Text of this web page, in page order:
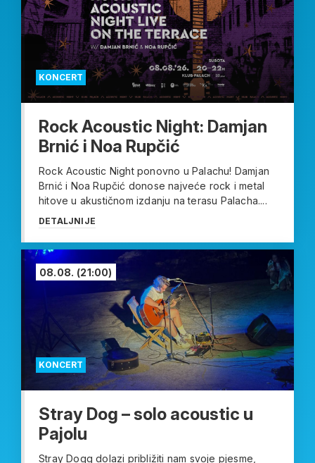
KONCERT
Rock Acoustic Night: Damjan
Brnić i Noa Rupčić
Rock Acoustic Night ponovno u Palachu! Damjan
Brnić i Noa Rupčić donose najveće rock i metal
hitove u akustičnom izdanju na terasu Palacha....
DETALJNIJE
KONCERT
08.08. (21:00)
Stray Dog – solo acoustic u
Pajolu
Stray Dogg dolazi približiti nam svoje pjesme,